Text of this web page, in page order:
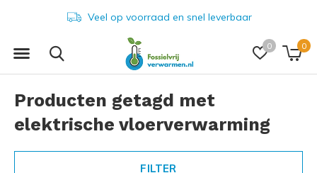
0 0
Veel op voorraad en snel leverbaar
Producten getagd met
elektrische vloerverwarming
FILTER